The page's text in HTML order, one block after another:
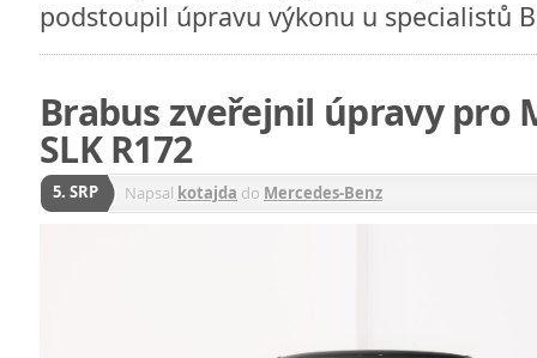
podstoupil úpravu výkonu u specialistů
Brabus zveřejnil úpravy pro
SLK R172
5. SRP Napsal kotajda do Mercedes-Benz